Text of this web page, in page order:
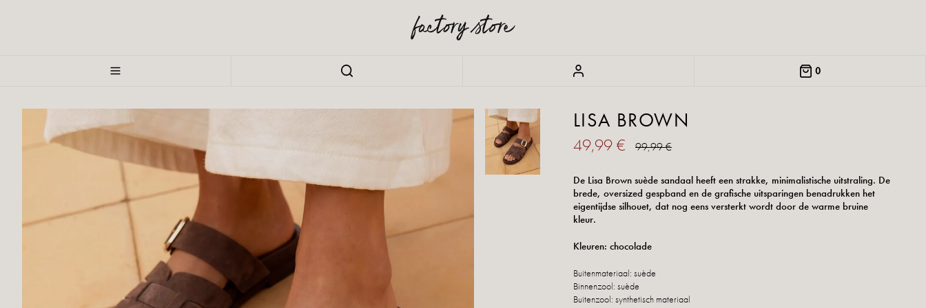
0
LISA BROWN
49,99 € 99,99 €
De Lisa Brown suède sandaal heeft een strakke, minimalistische uitstraling. De
brede, oversized gespband en de grafische uitsparingen benadrukken het
eigentijdse silhouet, dat nog eens versterkt wordt door de warme bruine
kleur.
Kleuren: chocolade
Buitenmateriaal: suède
Binnenzool: suède
Buitenzool: synthetisch materiaal